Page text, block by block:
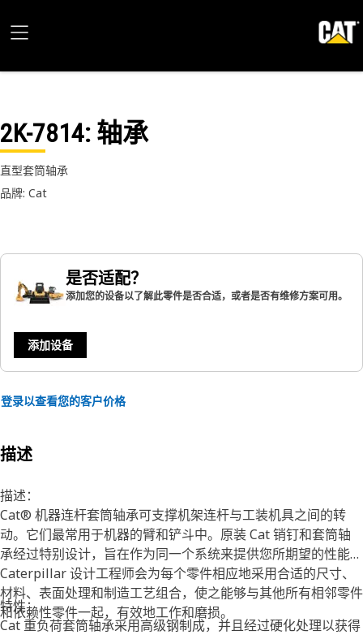
2K-7814: 轴承
直型套筒轴承
品牌: Cat
是否适配？
添加您的设备以了解此零件是否合适，或者是否有维修方案可用。
添加设备
登录以查看您的客户价格
描述
描述：
Cat® 机器连杆套筒轴承可支撑机架连杆与工装机具之间的转
动。它们最常用于机器的臂和铲斗中。原装 Cat 销钉和套筒轴
承经过特别设计，旨在作为同一个系统来提供您所期望的性能。
Caterpillar 设计工程师会为每个零件相应地采用合适的尺寸、
材料、表面处理和制造工艺组合，使之能够与其他所有相邻零件
和依赖性零件一起，有效地工作和磨损。
特性：
Cat 重负荷套筒轴承采用高级钢制成，并且经过硬化处理以获得